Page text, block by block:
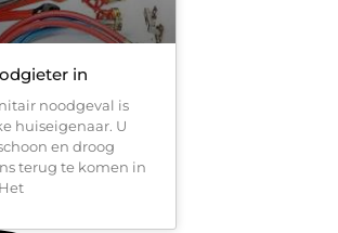
in
noodgeval is
huiseigenaar. U
en droog
terug te komen in